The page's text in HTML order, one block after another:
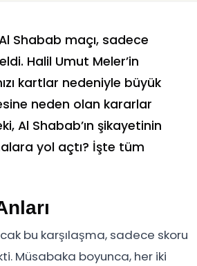
Shabab maçı, sadece
Halil Umut Meler’in
kartlar nedeniyle büyük
neden olan kararlar
Al Shabab’ın şikayetinin
yol açtı? İşte tüm
bu karşılaşma, sadece skoru
Müsabaka boyunca, her iki